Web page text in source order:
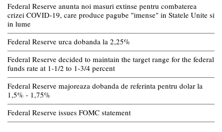
Federal Reserve anunta noi masuri extinse pentru combaterea
crizei COVID-19, care produce pagube "imense" in Statele Unite si
in lume
Federal Reserve urca dobanda la 2,25%
Federal Reserve decided to maintain the target range for the federal
funds rate at 1-1/2 to 1-3/4 percent
Federal Reserve majoreaza dobanda de referinta pentru dolar la
1,5% - 1,75%
Federal Reserve issues FOMC statement